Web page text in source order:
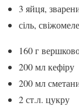
3 яйця,
сіль,
160 г
200 мл кефіру
200 мл
2 ст.л. цукру